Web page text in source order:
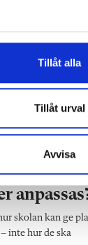
Tillåt alla
Tillåt urval
Avvisa
tid räcka
förskollärare
tillsammans
det om
skolan kan ge
inte hur de ska